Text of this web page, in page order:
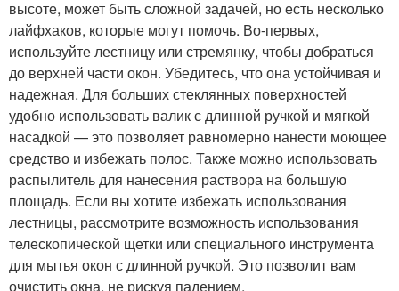
высоте, может быть сложной задачей, но есть несколько
лайфхаков, которые могут помочь. Во-первых,
используйте лестницу или стремянку, чтобы добраться
до верхней части окон. Убедитесь, что она устойчивая и
надежная. Для больших стеклянных поверхностей
удобно использовать валик с длинной ручкой и мягкой
насадкой — это позволяет равномерно нанести моющее
средство и избежать полос. Также можно использовать
распылитель для нанесения раствора на большую
площадь. Если вы хотите избежать использования
лестницы, рассмотрите возможность использования
телескопической щетки или специального инструмента
для мытья окон с длинной ручкой. Это позволит вам
очистить окна, не рискуя падением.